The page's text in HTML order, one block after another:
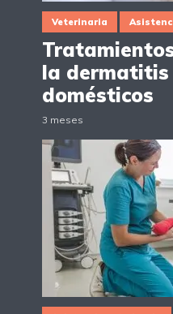
Veterinaria
la dermatitis
domésticos
3 meses